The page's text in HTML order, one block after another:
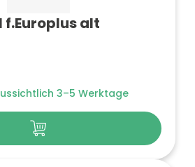
f.Europlus alt
3–5 Werktage